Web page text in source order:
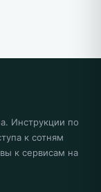
Инструкции по
к сотням
к сервисам на